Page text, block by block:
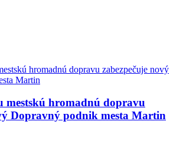
mestskú hromadnú dopravu
Dopravný podnik mesta Martin